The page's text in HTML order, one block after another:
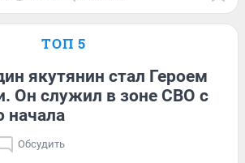
ТОП 5
якутянин стал Героем
Он служил в зоне СВО с
начала
Обсудить